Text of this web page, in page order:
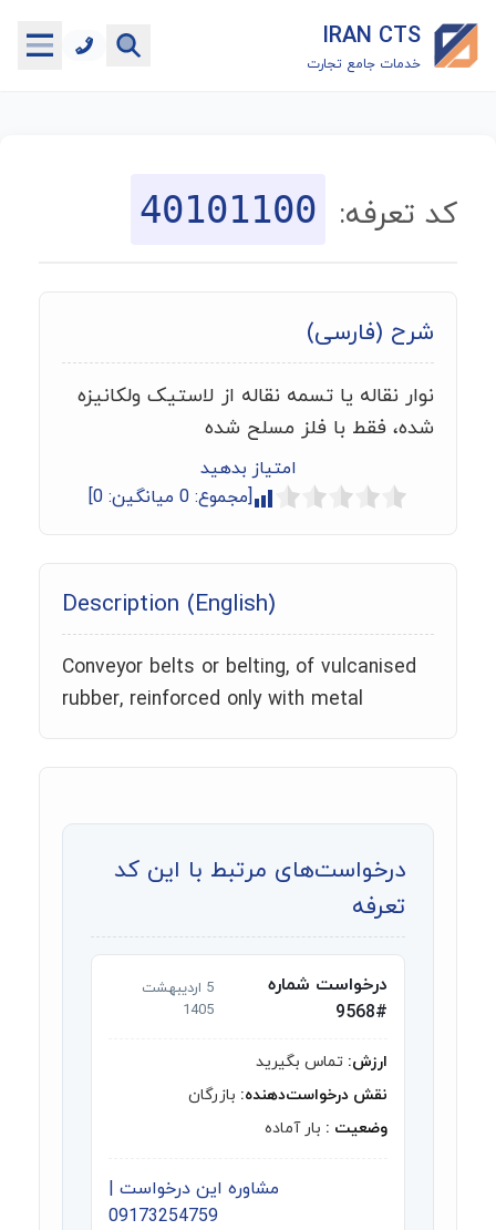
IRAN CTS
خدمات جامع تجارت
جستجوگر تعرفه گمرکی
ماشین حساب گمرکی
خدمات رایگان دیگر
کد تعرفه: 40101100
شرح (فارسی)
نوار نقاله یا تسمه نقاله از لاستیک ولکانیزه
شده، فقط با فلز مسلح شده
امتیاز بدهید
[مجموع: 0 میانگین: 0
]
Description (English)
Conveyor belts or belting, of vulcanised
rubber, reinforced only with metal
درخواست‌های مرتبط با این کد
تعرفه
درخواست شماره
#9568
5 اردیبهشت
1405
ارزش: تماس بگیرید
نقش درخواست‌دهنده: بازرگان
وضعیت : بار آماده
مشاوره این درخواست |
09173254759